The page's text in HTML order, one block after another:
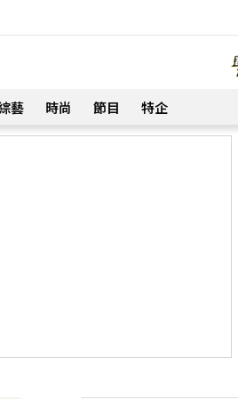
藝 時尚 節目 特企